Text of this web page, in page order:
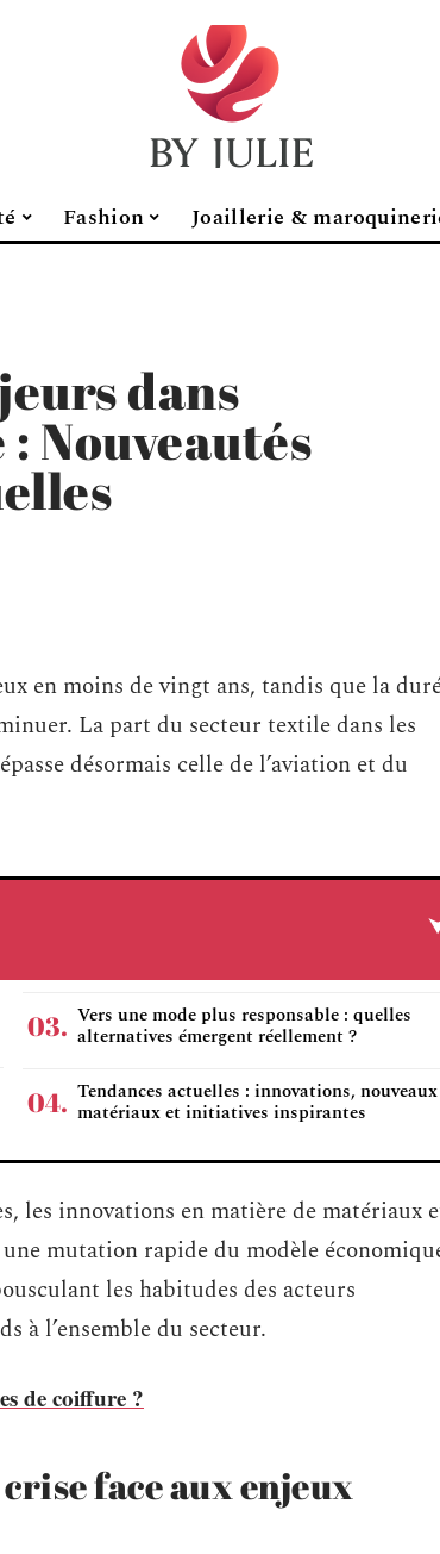
Fashion Joaillerie &
dans
Nouveautés
en moins de vingt ans, tandis que la
La part du secteur textile dans les
désormais celle de l’aviation et du
Vers une mode plus responsable : quelles
alternatives émergent réellement ?
Tendances actuelles : innovations, nouveaux
matériaux et initiatives inspirantes
les innovations en matière de matériaux
mutation rapide du modèle
les habitudes des acteurs
à l’ensemble du secteur.
de coiffure ?
face aux enjeux